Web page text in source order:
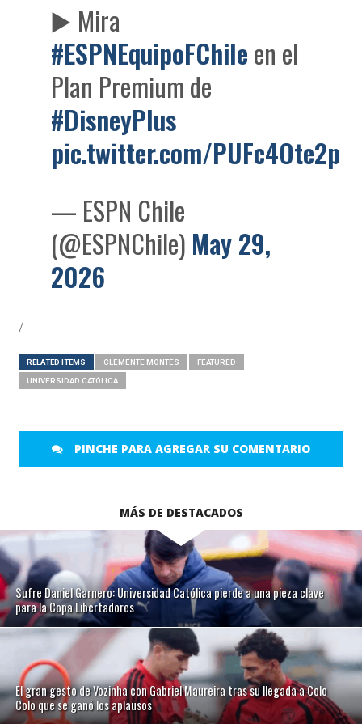
▶️ Mira
#ESPNEquipoFChileen el
Plan Premium de
#DisneyPlus
pic.twitter.com/PUFc4Ote2p
— ESPN Chile
(@ESPNChile) May 29,
2026
/
RELATED ITEMS CLEMENTE MONTES FEATURED
UNIVERSIDAD CATÓLICA
PINCHE PARA AGREGAR SU COMENTARIO
MÁS DE DESTACADOS
Sufre Daniel Garnero: Universidad Católica pierde a una pieza clave
para la Copa Libertadores
El gran gesto de Vozinha con Gabriel Maureira tras su llegada a Colo
Colo que se ganó los aplausos